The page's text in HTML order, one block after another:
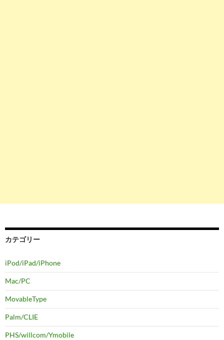
カテゴリー
iPod/iPad/iPhone
Mac/PC
MovableType
Palm/CLIE
PHS/willcom/Ymobile